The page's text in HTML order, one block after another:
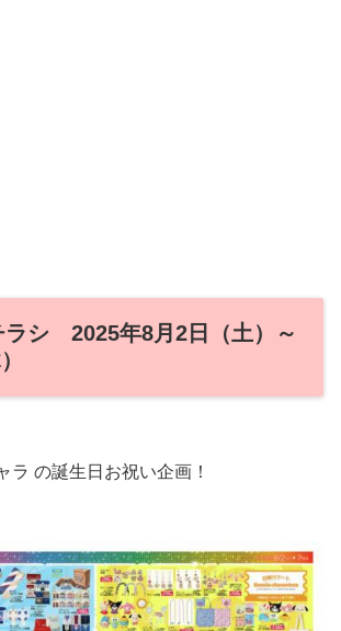
ラシ 2025年8月2日（土）～
ラ の誕生日お祝い企画！